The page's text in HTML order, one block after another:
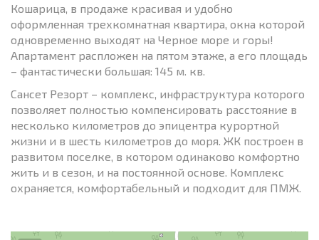
Кошарица, в продаже красивая и удобно
оформленная трехкомнатная квартира, окна которой
одновременно выходят на Черное море и горы!
Апартамент распложен на пятом этаже, а его площадь
– фантастически большая: 145 м. кв.
Сансет Резорт – комплекс, инфраструктура которого
позволяет полностью компенсировать расстояние в
несколько километров до эпицентра курортной
жизни и в шесть километров до моря. ЖК построен в
развитом поселке, в котором одинаково комфортно
жить и в сезон, и на постоянной основе. Комплекс
охраняется, комфортабельный и подходит для ПМЖ.